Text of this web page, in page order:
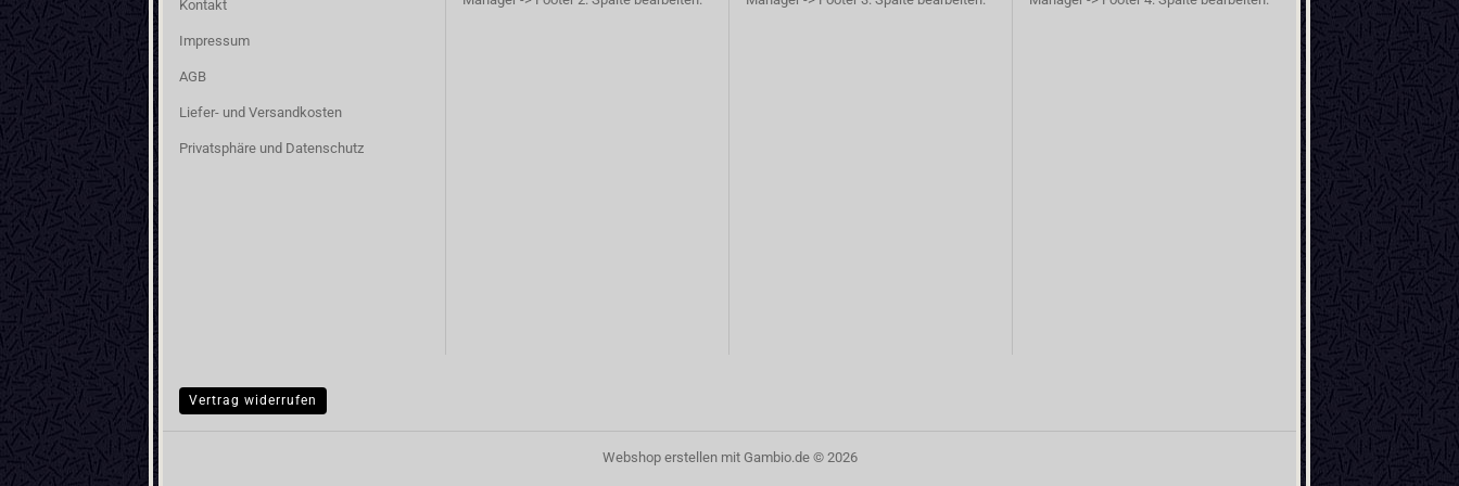
Kontakt
Impressum
AGB
Liefer- und Versandkosten
Privatsphäre und Datenschutz
Vertrag widerrufen
Webshop erstellenmit Gambio.de © 2026